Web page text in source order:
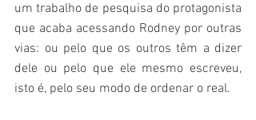
um trabalho de pesquisa do protagonista
que acaba acessando Rodney por outras
vias: ou pelo que os outros têm a dizer
dele ou pelo que ele mesmo escreveu,
isto é, pelo seu modo de ordenar o real.